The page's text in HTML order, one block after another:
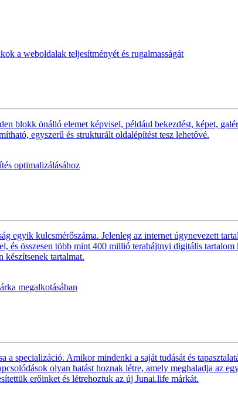
a weboldalak teljesítményét és rugalmasságát
blokk önálló elemet képvisel, például bekezdést, képet,
egyszerű és strukturált oldalépítést tesz lehetővé.
optimalizálásához
egyik kulcsmérőszáma. Jelenleg az internet úgynevezett
és összesen több mint 400 millió terabájtnyi digitális
készítsenek tartalmat.
megalkotásában
specializáció. Amikor mindenki a saját tudását és
olyan hatást hoznak létre, amely meghaladja az
erőinket és létrehoztuk az új Junai.life márkát.